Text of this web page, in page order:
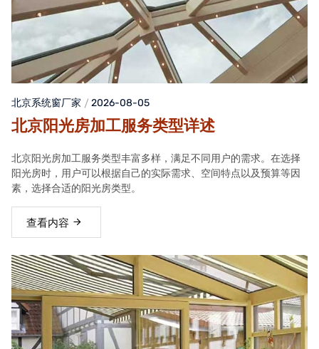
北京系统窗厂家 2026-08-05
北京阳光房加工服务类型详述
北京阳光房加工服务类型丰富多样，满足不同用户的需求。在选择
阳光房时，用户可以根据自己的实际需求、空间特点以及预算等因
素，选择合适的阳光房类型。
查看内容